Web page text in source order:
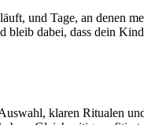
und Tage, an denen
bleib dabei, dass dein
klaren Ritualen